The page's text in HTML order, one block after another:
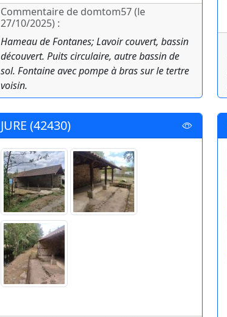
Commentaire de domtom57 (le
27/10/2025) :
Hameau de Fontanes; Lavoir couvert, bassin
découvert. Puits circulaire, autre bassin de
sol. Fontaine avec pompe à bras sur le tertre
voisin.
JURE (42430)